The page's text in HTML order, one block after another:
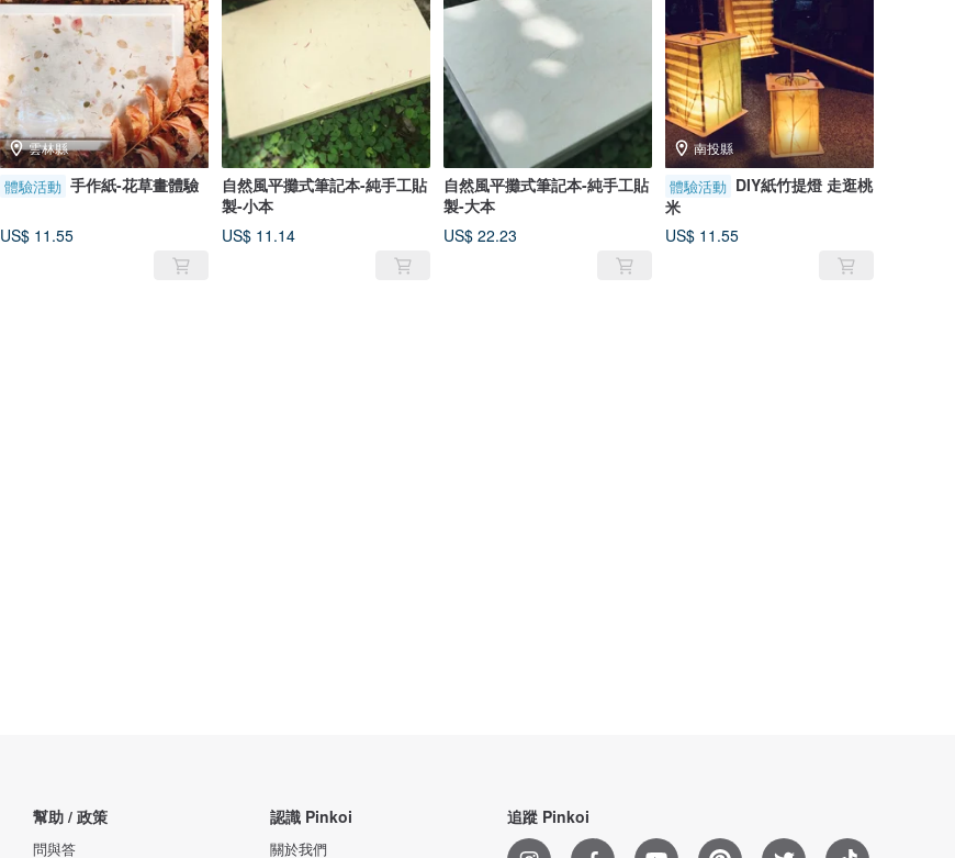
雲林縣
體驗活動 手作紙-花草畫體驗
US$ 11.55
自然風平攤式筆記本-純手工貼
製-小本
US$ 11.14
自然風平攤式筆記本-純手工貼
製-大本
US$ 22.23
南投縣
體驗活動 DIY紙竹提燈 走逛桃
米
US$ 11.55
幫助 / 政策
問與答
認識 Pinkoi
關於我們
追蹤 Pinkoi